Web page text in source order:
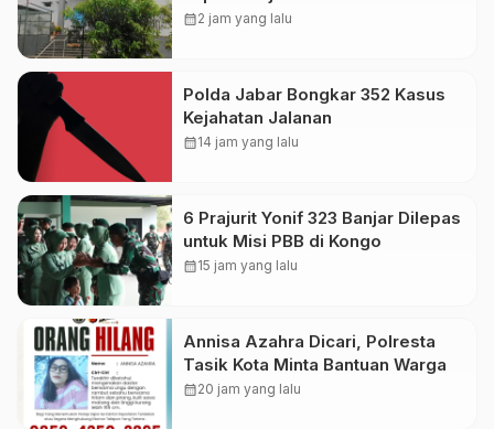
calendar_month2 jam yang lalu
Polda Jabar Bongkar 352 Kasus
Kejahatan Jalanan
calendar_month14 jam yang lalu
6 Prajurit Yonif 323 Banjar Dilepas
untuk Misi PBB di Kongo
calendar_month15 jam yang lalu
Annisa Azahra Dicari, Polresta
Tasik Kota Minta Bantuan Warga
calendar_month20 jam yang lalu